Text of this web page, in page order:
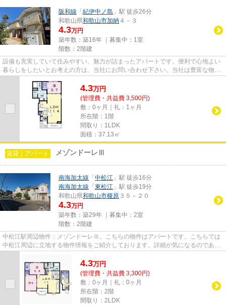
阪和線 「 紀伊中ノ島 」駅 徒歩26分
和歌山県和歌山市加納 ４－３
4.3万円
築年数：築16年 ｜募集中： 1室
階数：2階建
設備も充実していて住みやすい、魅力が詰まったアパートです。便利で心地よい
暮らしをしたいとお考えの方は、当社にお問い合わせ下さい。当社は豊富な物件
4.3万円
(管理費・共益費 3,500円)
敷：0ヶ月｜礼：1ヶ月
所在階：1階
間取り：1LDK
面積：37.13㎡
賃貸｜アパート メゾンドーレⅢ
南海加太線 「 中松江 」駅 徒歩16分
南海加太線 「 東松江 」駅 徒歩19分
和歌山県和歌山市榎原 ３５－２０
4.3万円
築年数：築29年 ｜募集中： 2室
階数：2階建
中松江駅周辺物件：メゾンドーレⅢ。こちらの物件はアパートです。こちらでは
中松江周辺に立地する物件情報をご紹介しております。詳細が気になるのであれ
4.3万円
(管理費・共益費 3,300円)
敷：0ヶ月｜礼：0ヶ月
所在階：2階
間取り：2LDK